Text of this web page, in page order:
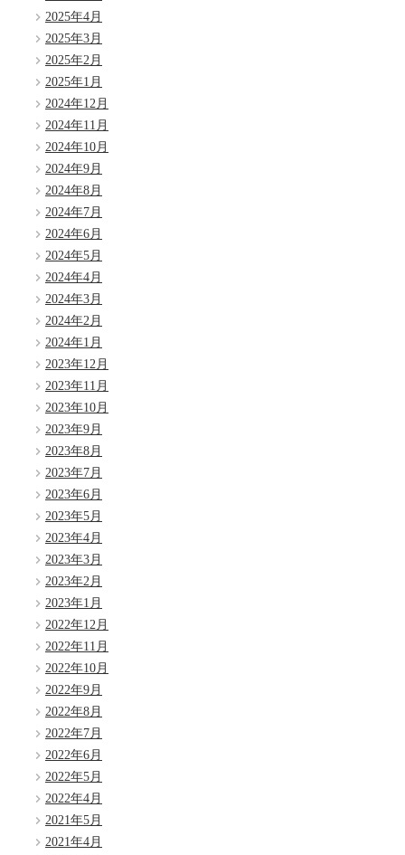
2025年4月
2025年3月
2025年2月
2025年1月
2024年12月
2024年11月
2024年10月
2024年9月
2024年8月
2024年7月
2024年6月
2024年5月
2024年4月
2024年3月
2024年2月
2024年1月
2023年12月
2023年11月
2023年10月
2023年9月
2023年8月
2023年7月
2023年6月
2023年5月
2023年4月
2023年3月
2023年2月
2023年1月
2022年12月
2022年11月
2022年10月
2022年9月
2022年8月
2022年7月
2022年6月
2022年5月
2022年4月
2021年5月
2021年4月